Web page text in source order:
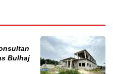
Bulhaj